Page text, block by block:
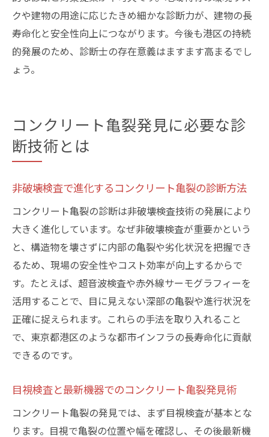
診断士が提案する実効性ある補修方法を紹
介
電柱メーカーの対策事例から学ぶポイント
将来性あるインフラ維持管理の専門性を磨く
コンクリート診断士が目指す持続可能なキ
コンクリート亀裂診断で広がる専門職の将
来性
電柱点検分野にも活かせる高度な知識
インフラ維持管理で求められる診断士の役
割
コンクリート亀裂対策で社会貢献する魅力
専門スキルを活用したキャリアアップの道
効率良くスキルアップするための具体的な方法
コンクリート亀裂診断スキル向上の実践法
電柱点検実務と連携したスキルアップ例
コンクリート診断士が活用する最新教材の
紹介
クや建物の用途に応じたきめ細かな診断力が、建物の長
寿命化と安全性向上につながります。今後も港区の持続
的発展のため、診断士の存在意義はますます高まるでし
ょう。
コンクリート亀裂発見に必要な診
断技術とは
非破壊検査で進化するコンクリート亀裂の診断方法
コンクリート亀裂の診断は非破壊検査技術の発展により
大きく進化しています。なぜ非破壊検査が重要かという
と、構造物を壊さずに内部の亀裂や劣化状況を把握でき
るため、現場の安全性やコスト効率が向上するからで
す。たとえば、超音波検査や赤外線サーモグラフィーを
活用することで、目に見えない深部の亀裂や進行状況を
正確に捉えられます。これらの手法を取り入れること
で、東京都港区のような都市インフラの長寿命化に貢献
できるのです。
目視検査と最新機器でのコンクリート亀裂発見術
コンクリート亀裂の発見では、まず目視検査が基本とな
ります。目視で亀裂の位置や幅を確認し、その後最新機